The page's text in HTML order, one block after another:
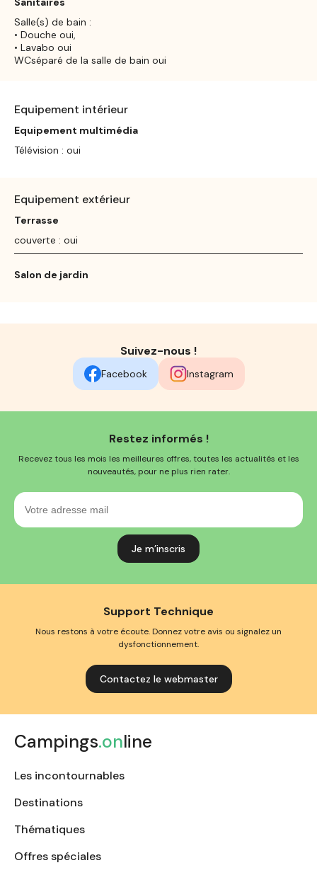
Salle(s) de bain :
• Douche oui,
• Lavabo oui
WCséparé de la salle de bain oui
Equipement intérieur
Equipement multimédia
Télévision : oui
Equipement extérieur
Terrasse
couverte : oui
Salon de jardin
Suivez-nous !
Facebook Instagram
Restez informés !
Recevez tous les mois les meilleures offres, toutes les actualités et les
nouveautés, pour ne plus rien rater.
Votre
adresse
mail
Support Technique
Nous restons à votre écoute. Donnez votre avis ou signalez un
dysfonctionnement.
Contactez le webmaster
Campings.online
Les incontournables
Destinations
Thématiques
Offres spéciales